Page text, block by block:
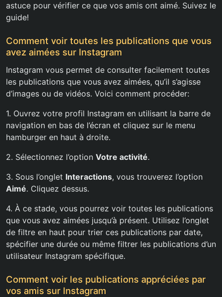
astuce pour vérifier ce que vos amis ont aimé. Suivez le
guide!
Comment voir toutes les publications que vous
avez aimées sur Instagram
Instagram vous permet de consulter facilement toutes
les publications que vous avez aimées, qu’il s’agisse
d’images ou de vidéos. Voici comment procéder:
1. Ouvrez votre profil Instagram en utilisant la barre de
navigation en bas de l’écran et cliquez sur le menu
hamburger en haut à droite.
2. Sélectionnez l’option Votre activité.
3. Sous l’onglet Interactions, vous trouverez l’option
Aimé. Cliquez dessus.
4. À ce stade, vous pourrez voir toutes les publications
que vous avez aimées jusqu’à présent. Utilisez l’onglet
de filtre en haut pour trier ces publications par date,
spécifier une durée ou même filtrer les publications d’un
utilisateur Instagram spécifique.
Comment voir les publications appréciées par
vos amis sur Instagram